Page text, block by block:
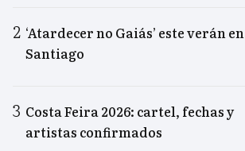
‘Atardecer no Gaiás’ este verán en
Santiago
Costa Feira 2026: cartel, fechas y
artistas confirmados